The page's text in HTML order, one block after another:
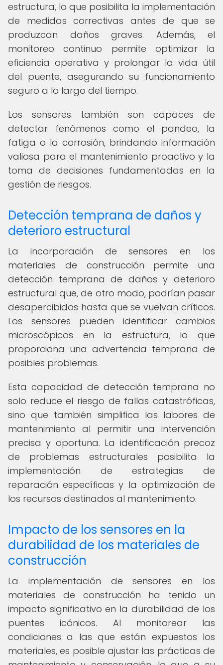
estructura, lo que posibilita la implementación
de medidas correctivas antes de que se
produzcan daños graves. Además, el
monitoreo continuo permite optimizar la
eficiencia operativa y prolongar la vida útil
del puente, asegurando su funcionamiento
seguro a lo largo del tiempo.
Los sensores también son capaces de
detectar fenómenos como el pandeo, la
fatiga o la corrosión, brindando información
valiosa para el mantenimiento proactivo y la
toma de decisiones fundamentadas en la
gestión de riesgos.
Detección temprana de daños y
deterioro estructural
La incorporación de sensores en los
materiales de construcción permite una
detección temprana de daños y deterioro
estructural que, de otro modo, podrían pasar
desapercibidos hasta que se vuelvan críticos.
Los sensores pueden identificar cambios
microscópicos en la estructura, lo que
proporciona una advertencia temprana de
posibles problemas.
Esta capacidad de detección temprana no
solo reduce el riesgo de fallas catastróficas,
sino que también simplifica las labores de
mantenimiento al permitir una intervención
precisa y oportuna. La identificación precoz
de problemas estructurales posibilita la
implementación de estrategias de
reparación específicas y la optimización de
los recursos destinados al mantenimiento.
Impacto de los sensores en la
durabilidad de los materiales de
construcción
La implementación de sensores en los
materiales de construcción ha tenido un
impacto significativo en la durabilidad de los
puentes icónicos. Al monitorear las
condiciones a las que están expuestos los
materiales, es posible ajustar las prácticas de